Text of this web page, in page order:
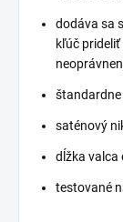
dodáva sa
kľúč
saténový
dĺžka valca
testované